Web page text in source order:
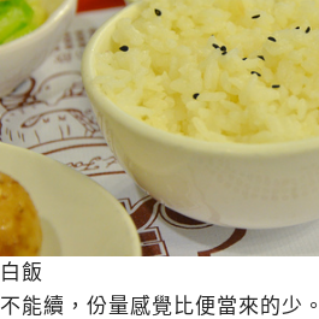
白飯
不能續，份量感覺比便當來的少。